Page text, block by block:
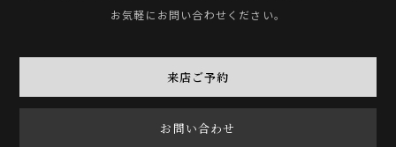
お気軽にお問い合わせください。
来店ご予約
お問い合わせ